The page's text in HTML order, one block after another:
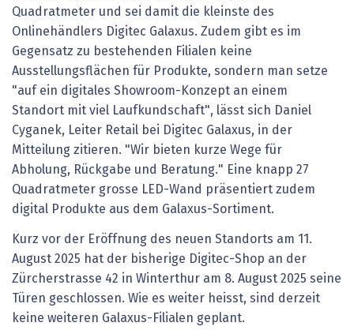
Quadratmeter und sei damit die kleinste des
Onlinehändlers Digitec Galaxus. Zudem gibt es im
Gegensatz zu bestehenden Filialen keine
Ausstellungsflächen für Produkte, sondern man setze
"auf ein digitales Showroom-Konzept an einem
Standort mit viel Laufkundschaft", lässt sich Daniel
Cyganek, Leiter Retail bei Digitec Galaxus, in der
Mitteilung zitieren. "Wir bieten kurze Wege für
Abholung, Rückgabe und Beratung." Eine knapp 27
Quadratmeter grosse LED-Wand präsentiert zudem
digital Produkte aus dem Galaxus-Sortiment.
Kurz vor der Eröffnung des neuen Standorts am 11.
August 2025 hat der bisherige Digitec-Shop an der
Zürcherstrasse 42 in Winterthur am 8. August 2025 seine
Türen geschlossen. Wie es weiter heisst, sind derzeit
keine weiteren Galaxus-Filialen geplant.